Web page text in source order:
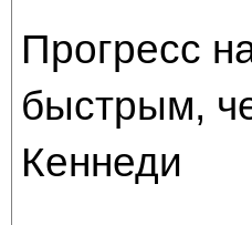
Прогресс
быстрым,
Кеннеди